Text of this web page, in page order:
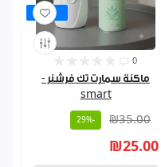
عرض
0
ماكنة سمارت تك فرشنر -
smart
₪35.00
-29%
₪25.00